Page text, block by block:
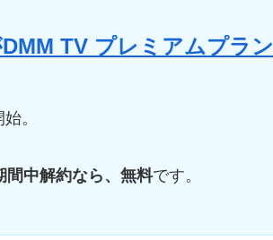
TV プレミアムプラン
。
間中解約なら、無料です。